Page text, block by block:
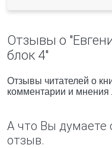
Отзывы о
блок 4"
Отзывы читателей о
комментарии и
А что Вы думаете
отзыв.